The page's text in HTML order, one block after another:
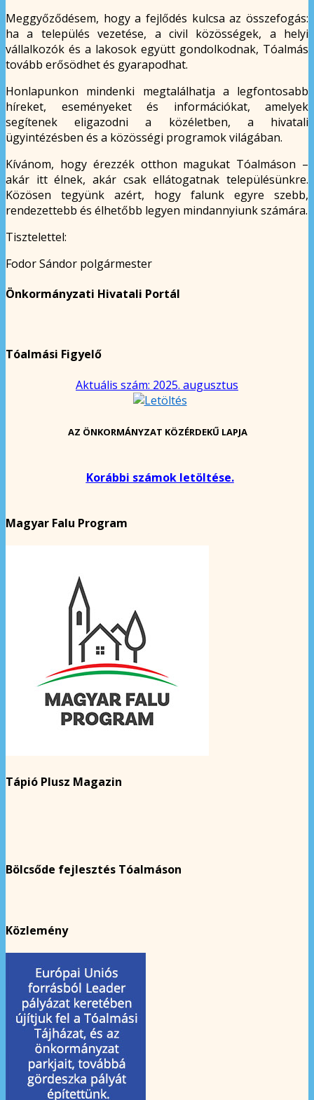
Meggyőződésem, hogy a fejlődés kulcsa az összefogás:
ha a település vezetése, a civil közösségek, a helyi
vállalkozók és a lakosok együtt gondolkodnak, Tóalmás
tovább erősödhet és gyarapodhat.
Honlapunkon mindenki megtalálhatja a legfontosabb
híreket, eseményeket és információkat, amelyek
segítenek eligazodni a közéletben, a hivatali
ügyintézésben és a közösségi programok világában.
Kívánom, hogy érezzék otthon magukat Tóalmáson –
akár itt élnek, akár csak ellátogatnak településünkre.
Közösen tegyünk azért, hogy falunk egyre szebb,
rendezettebb és élhetőbb legyen mindannyiunk számára.
Tisztelettel:
Fodor Sándor polgármester
Önkormányzati Hivatali Portál
Tóalmási Figyelő
Aktuális szám: 2025. augusztus
AZ ÖNKORMÁNYZAT KÖZÉRDEKŰ LAPJA
Korábbi számok letöltése.
Magyar Falu Program
Tápió Plusz Magazin
Bölcsőde fejlesztés Tóalmáson
Közlemény